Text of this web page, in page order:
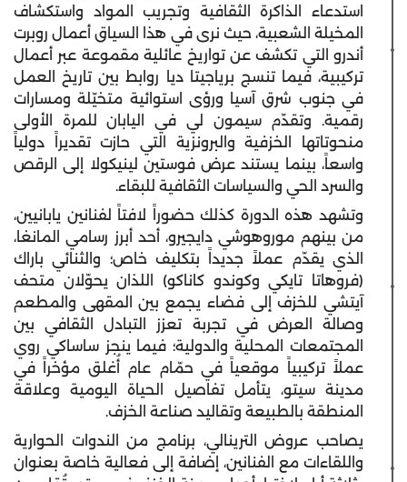
استدعاء الذاكرة الثقافية وتجريب المواد واستكشاف
المخيلة الشعبية، حيث نرى في هذا السياق أعمال روبرت
أندرو التي تكشف عن تواريخ عائلية مقموعة عبر أعمال
تركيبية، فيما تنسج برياجيتا ديا روابط بين تاريخ العمل
في جنوب شرق آسيا ورؤى استوائية متخيّلة ومسارات
رقمية. وتقدّم سيمون لي في اليابان للمرة الأولى
منحوتاتها الخزفية والبرونزية التي حازت تقديراً دولياً
واسعاً، بينما يستند عرض فوستين لينيكولا إلى الرقص
والسرد الحي والسياسات الثقافية للبقاء.
وتشهد هذه الدورة كذلك حضوراً لافتاً لفنانين يابانيين،
من بينهم موروهوشي دايجيرو، أحد أبرز رسامي المانغا،
الذي يقدّم عملاً جديداً بتكليف خاص؛ والثنائي باراك
(فروهاتا تايكي وكوندو كاناكو) اللذان يحوّلان متحف
آيتشي للخزف إلى فضاء يجمع بين المقهى والمطعم
وصالة العرض في تجربة تعزز التبادل الثقافي بين
المجتمعات المحلية والدولية؛ فيما ينجز ساساكي روي
عملاً تركيبياً موقعياً في حمّام عام أُغلق مؤخراً في
مدينة سيتو، يتأمل تفاصيل الحياة اليومية وعلاقة
المنطقة بالطبيعة وتقاليد صناعة الخزف.
يصاحب عروض الترينالي، برنامج من الندوات الحوارية
واللقاءات مع الفنانين، إضافة إلى فعالية خاصة بعنوان